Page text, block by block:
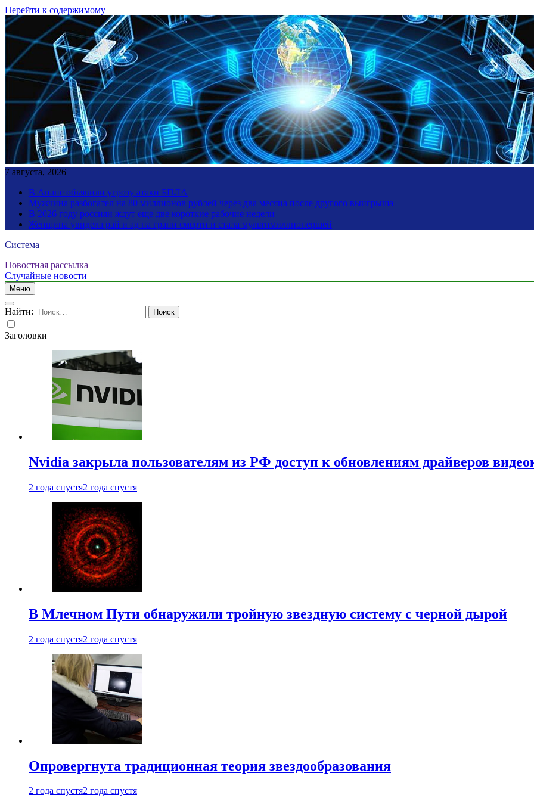
Перейти к содержимому
7 августа, 2026
В Анапе объявили угрозу атаки БПЛА
Мужчина разбогател на 80 миллионов рублей через два месяца после другого выигрыша
В 2026 году россиян ждут еще две короткие рабочие недели
Женщина увидела рай и ад на грани смерти и стала мультимиллионершей
Система
Новостная рассылка
Случайные новости
Меню
Найти:
Заголовки
Nvidia закрыла пользователям из РФ доступ к обновлениям драйверов
2 года спустя2 года спустя
В Млечном Пути обнаружили тройную звездную систему с черной дырой
2 года спустя2 года спустя
Опровергнута традиционная теория звездообразования
2 года спустя2 года спустя